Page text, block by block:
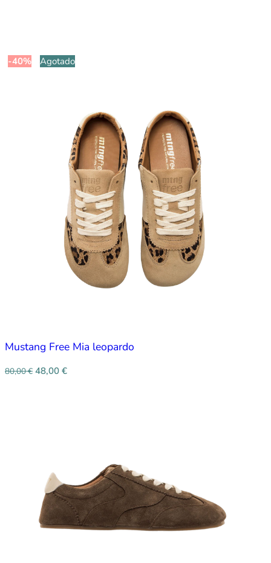
-40% Agotado
Mustang Free Mia leopardo
80,00€ 48,00 €